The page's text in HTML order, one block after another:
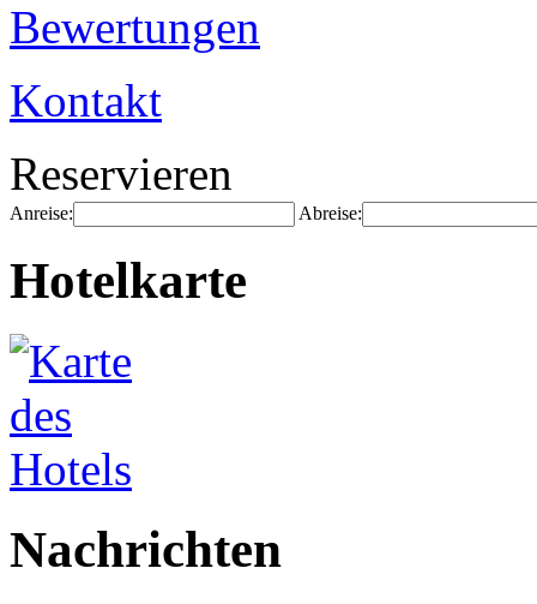
Bewertungen
Kontakt
Reservieren
Anreise: Abreise:
Hotelkarte
Nachrichten